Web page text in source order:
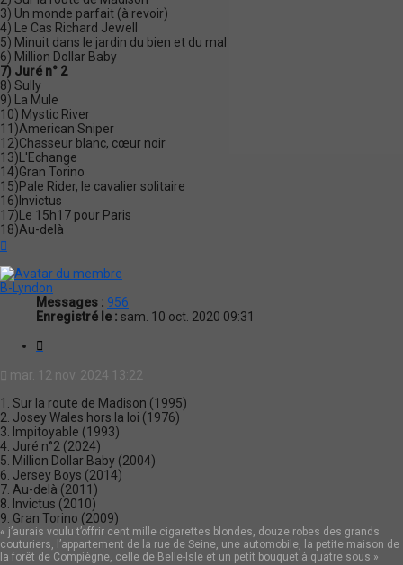
3) Un monde parfait (à revoir)
4) Le Cas Richard Jewell
5) Minuit dans le jardin du bien et du mal
6) Million Dollar Baby
7) Juré n° 2
8) Sully
9) La Mule
10) Mystic River
11)American Sniper
12)Chasseur blanc, cœur noir
13)L'Echange
14)Gran Torino
15)Pale Rider, le cavalier solitaire
16)Invictus
17)Le 15h17 pour Paris
18)Au-delà
B-Lyndon
Messages : 956
Enregistré le : sam. 10 oct. 2020 09:31
mar. 12 nov. 2024 13:22
1. Sur la route de Madison (1995)
2. Josey Wales hors la loi (1976)
3. Impitoyable (1993)
4. Juré n°2 (2024)
5. Million Dollar Baby (2004)
6. Jersey Boys (2014)
7. Au-delà (2011)
8. Invictus (2010)
9. Gran Torino (2009)
« j’aurais voulu t’offrir cent mille cigarettes blondes, douze robes des grands
couturiers, l’appartement de la rue de Seine, une automobile, la petite maison de
la forêt de Compiègne, celle de Belle-Isle et un petit bouquet à quatre sous »